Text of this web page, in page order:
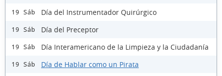
19 Sáb Día del Instrumentador Quirúrgico
19 Sáb Día del Preceptor
19 Sáb Día Interamericano de la Limpieza y la Ciudadanía
19 Sáb Día de Hablar como un Pirata